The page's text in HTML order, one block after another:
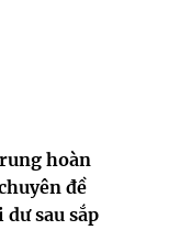
hoàn
đề
sau sắp